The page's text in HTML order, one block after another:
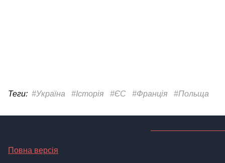
Теги: #Україна #Історія #ЄС #Франція #Польща
Повна версія